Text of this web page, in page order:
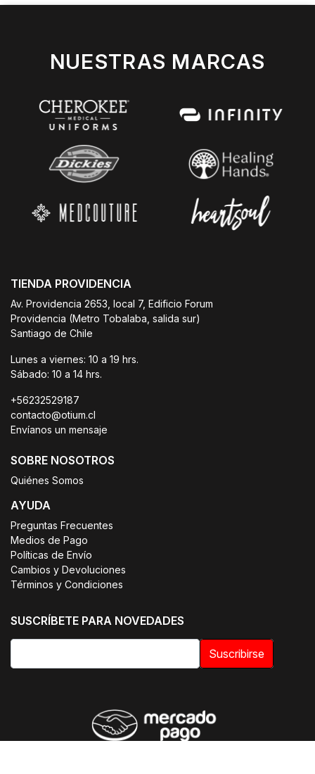
NUESTRAS MARCAS
TIENDA PROVIDENCIA
Av. Providencia 2653, local 7, Edificio Forum
Providencia (Metro Tobalaba, salida sur)
Santiago de Chile
Lunes a viernes: 10 a 19 hrs.
Sábado: 10 a 14 hrs.
+56232529187
contacto@otium.cl
Envíanos un mensaje
SOBRE NOSOTROS
Quiénes Somos
AYUDA
Preguntas Frecuentes
Medios de Pago
Políticas de Envío
Cambios y Devoluciones
Términos y Condiciones
SUSCRÍBETE PARA NOVEDADES
Suscribirse